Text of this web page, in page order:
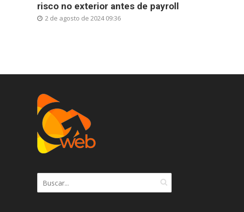
risco no exterior antes de payroll
2 de agosto de 2024 09:36